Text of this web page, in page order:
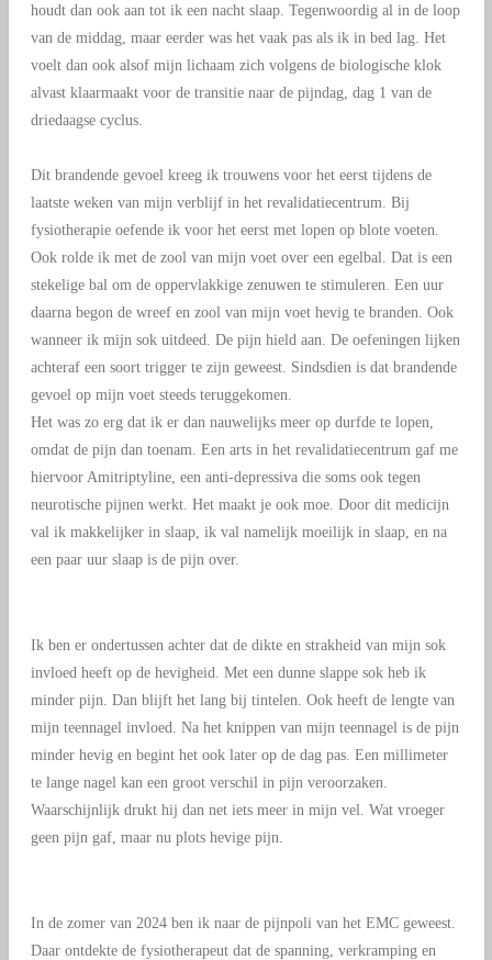
houdt dan ook aan tot ik een nacht slaap. Tegenwoordig al in de loop
van de middag, maar eerder was het vaak pas als ik in bed lag. Het
voelt dan ook alsof mijn lichaam zich volgens de biologische klok
alvast klaarmaakt voor de transitie naar de pijndag, dag 1 van de
driedaagse cyclus.
Dit brandende gevoel kreeg ik trouwens voor het eerst tijdens de
laatste weken van mijn verblijf in het revalidatiecentrum. Bij
fysiotherapie oefende ik voor het eerst met lopen op blote voeten.
Ook rolde ik met de zool van mijn voet over een egelbal. Dat is een
stekelige bal om de oppervlakkige zenuwen te stimuleren. Een uur
daarna begon de wreef en zool van mijn voet hevig te branden. Ook
wanneer ik mijn sok uitdeed. De pijn hield aan. De oefeningen lijken
achteraf een soort trigger te zijn geweest. Sindsdien is dat brandende
gevoel op mijn voet steeds teruggekomen.
Het was zo erg dat ik er dan nauwelijks meer op durfde te lopen,
omdat de pijn dan toenam. Een arts in het revalidatiecentrum gaf me
hiervoor Amitriptyline, een anti-depressiva die soms ook tegen
neurotische pijnen werkt. Het maakt je ook moe. Door dit medicijn
val ik makkelijker in slaap, ik val namelijk moeilijk in slaap, en na
een paar uur slaap is de pijn over.
Ik ben er ondertussen achter dat de dikte en strakheid van mijn sok
invloed heeft op de hevigheid. Met een dunne slappe sok heb ik
minder pijn. Dan blijft het lang bij tintelen. Ook heeft de lengte van
mijn teennagel invloed. Na het knippen van mijn teennagel is de pijn
minder hevig en begint het ook later op de dag pas. Een millimeter
te lange nagel kan een groot verschil in pijn veroorzaken.
Waarschijnlijk drukt hij dan net iets meer in mijn vel. Wat vroeger
geen pijn gaf, maar nu plots hevige pijn.
In de zomer van 2024 ben ik naar de pijnpoli van het EMC geweest.
Daar ontdekte de fysiotherapeut dat de spanning, verkramping en